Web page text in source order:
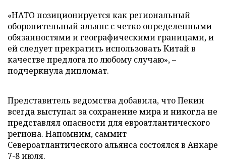
«НАТО позиционируется как региональный
оборонительный альянс с четко определенными
обязанностями и географическими границами, и
ей следует прекратить использовать Китай в
качестве предлога по любому случаю», –
подчеркнула дипломат.
Представитель ведомства добавила, что Пекин
всегда выступал за сохранение мира и никогда не
представлял опасности для евроатлантического
региона. Напомним, саммит
Североатлантического альянса состоялся в Анкаре
7-8 июля.